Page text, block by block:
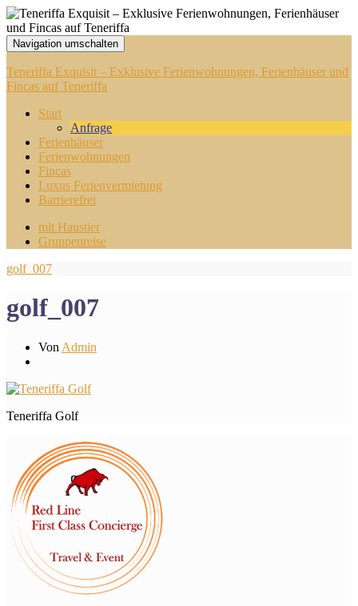
Navigation umschalten
Teneriffa Exquisit – Exklusive Ferienwohnungen, Ferienhäuser und
Fincas auf Teneriffa
Start
Anfrage
Ferienhäuser
Ferienwohnungen
Fincas
Luxus Ferienvermietung
Barrierefrei
mit Haustier
Gruppenreise
golf_007
golf_007
Von Admin
Teneriffa Golf